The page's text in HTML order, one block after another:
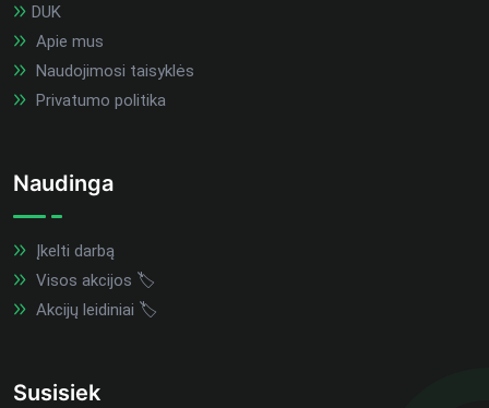
DUK
Apie mus
Naudojimosi taisyklės
Privatumo politika
Naudinga
Įkelti darbą
Visos akcijos 🏷️
Akcijų leidiniai 🏷️
Susisiek